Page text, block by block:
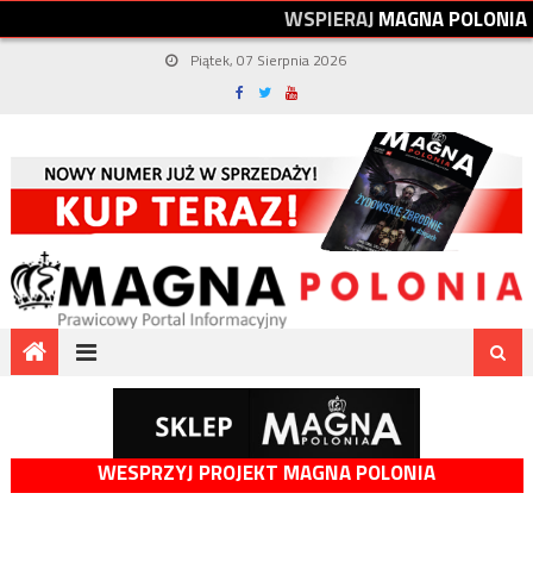
WSPIERAJMAGNAPOLONIA
Piątek, 07 Sierpnia 2026
WESPRZYJ PROJEKT MAGNA POLONIA